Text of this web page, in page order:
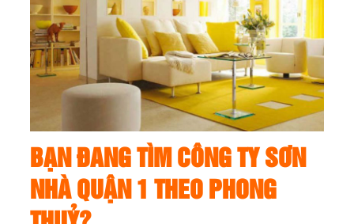
BẠN ĐANG TÌM CÔNG TY SƠN
NHÀ QUẬN 1 THEO PHONG